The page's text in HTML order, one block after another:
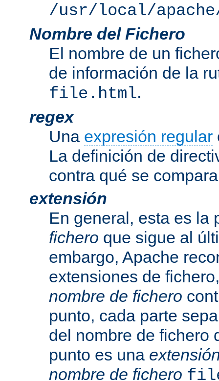
/usr/local/
Nombre del Fichero
El nombre de un
de información de la
file.html.
regex
Una expresión regular
La definición de
contra qué se
extensión
En general, esta es la
fichero que sigue al
embargo, Apache
extensiones de
nombre de fichero
punto, cada parte
del nombre de fichero
punto es una
nombre de fichero